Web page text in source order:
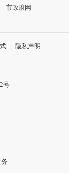
市政府网
| 隐私声明
号